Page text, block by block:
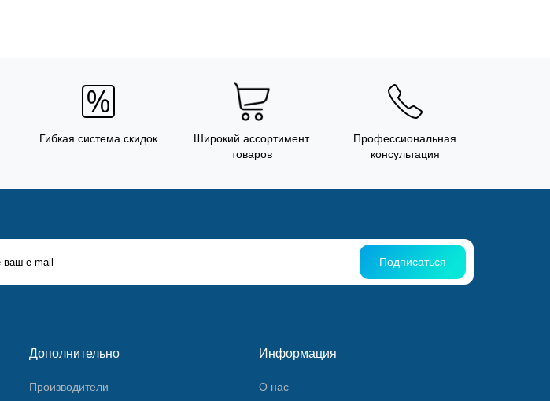
Гибкая система скидок
Широкий ассортимент
товаров
Профессиональная
консультация
Подписаться
Дополнительно
Производители
Информация
О нас